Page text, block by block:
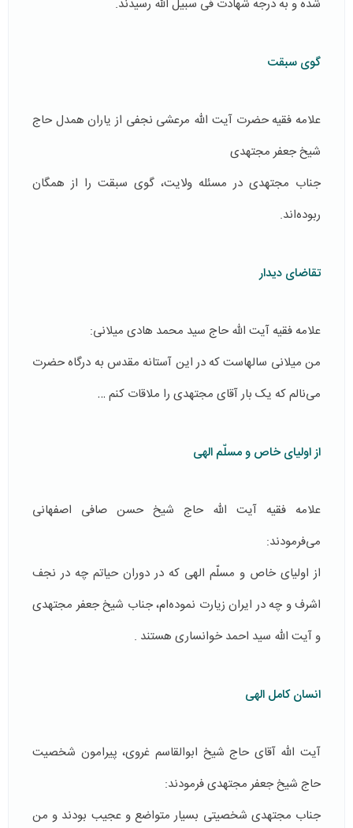
شده و به درجه شهادت فی سبیل الله رسیدند‌.
گوی سبقت
علامه فقیه حضرت آیت الله مرعشی نجفی از یاران همدل حاج
شیخ جعفر مجتهدی
جناب مجتهدی در مسئله ولایت، گوی سبقت را از همگان
ربوده‌اند.
تقاضای دیدار
علامه فقیه آیت الله حاج سید محمد هادی میلانی:
من میلانی سالهاست که در این آستانه مقدس به درگاه حضرت
می‌نالم که یک بار آقای مجتهدی را ملاقات کنم …
از اولیای خاص و مسلّم الهی
علامه فقیه آیت الله حاج شیخ حسن صافی اصفهانی
می‌فرمودند:
از اولیای خاص و مسلّم الهی که در دوران حیاتم چه در نجف
اشرف و چه در ایران زیارت نموده‌ام، جناب شیخ جعفر مجتهدی
و آیت الله سید احمد خوانساری هستند .
انسان کامل الهی
آیت الله آقای حاج شیخ ابوالقاسم غروی، پیرامون شخصیت
حاج شیخ جعفر مجتهدی فرمودند:
جناب مجتهدی شخصیتی بسیار متواضع و عجیب بودند و من